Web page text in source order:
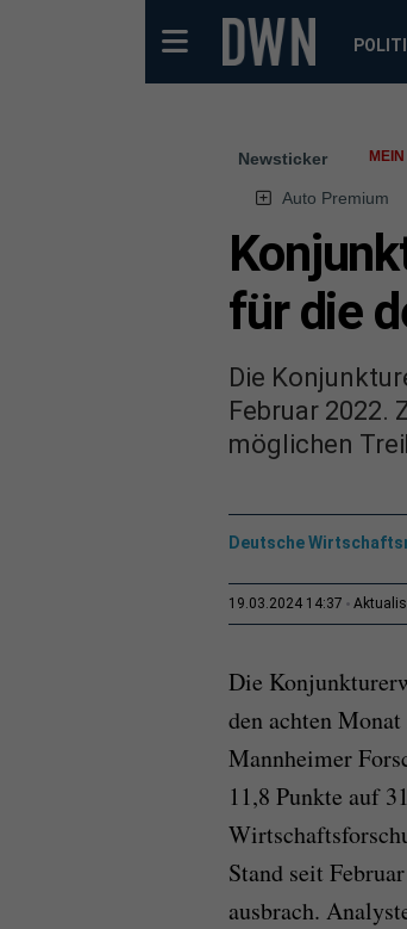
Newsticker
Auto Premium
für die
Die
Februar 2022.
möglichen
Deutsche
19.03.2024 14:37
Die
den achten
Mannheimer
11,8 Punkte auf
Stand seit
ausbrach.